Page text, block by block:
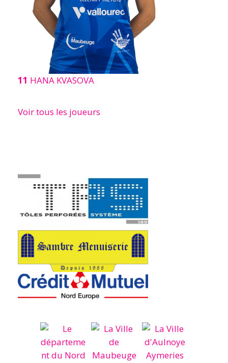
11 HANA KVASOVA
Voir tous les joueurs